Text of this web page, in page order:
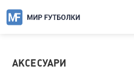
АКСЕСУАРИ